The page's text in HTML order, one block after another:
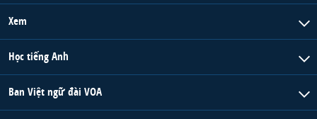
Xem
Học tiếng Anh
Ban Việt ngữ đài VOA